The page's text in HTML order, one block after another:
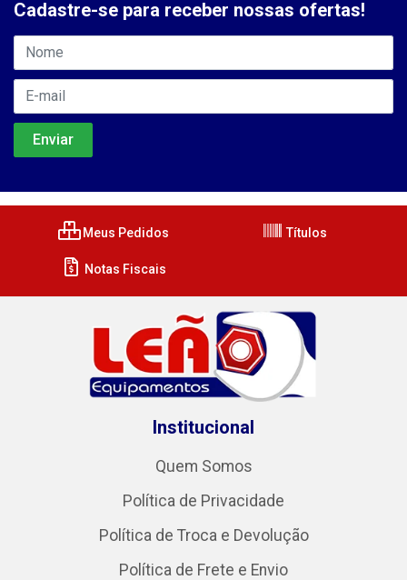
Cadastre-se para receber nossas ofertas!
Meus Pedidos Títulos
Notas Fiscais
Institucional
Quem Somos
Política de Privacidade
Política de Troca e Devolução
Política de Frete e Envio